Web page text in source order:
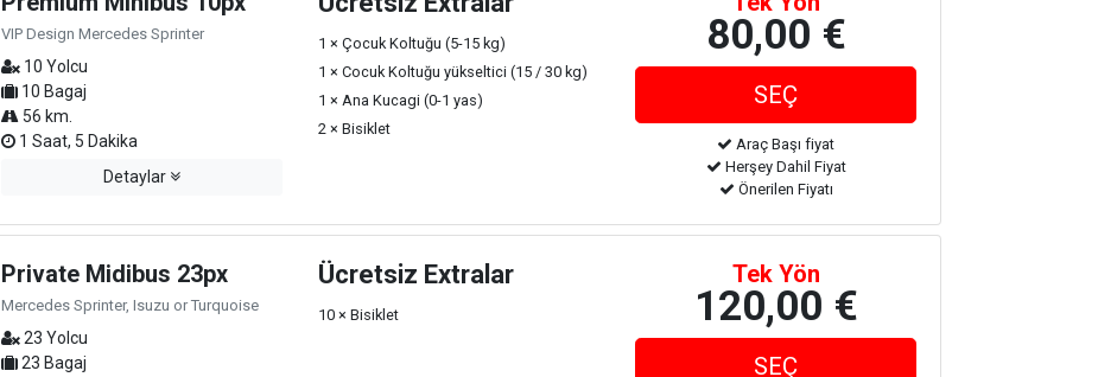
VIP Design Mercedes Sprinter
10 Yolcu
10 Bagaj
56 km.
1 Saat, 5 Dakika
Detaylar
1 × Çocuk Koltuğu (5-15 kg)
1 × Cocuk Koltuğu yükseltici (15 / 30 kg)
1 × Ana Kucagi (0-1 yas)
2 × Bisiklet
80,00 €
Araç Başı fiyat
Herşey Dahil Fiyat
Önerilen Fiyatı
Private Midibus 23px
Mercedes Sprinter, Isuzu or Turquoise
23 Yolcu
23 Bagaj
Ücretsiz Extralar
10 × Bisiklet
Tek Yön
120,00 €